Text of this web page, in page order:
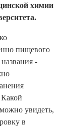
химии
пищевого
-
увидеть,
в